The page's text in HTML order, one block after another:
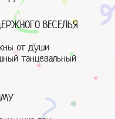
ВЕСЕЛЬЯ
от души
танцевальный